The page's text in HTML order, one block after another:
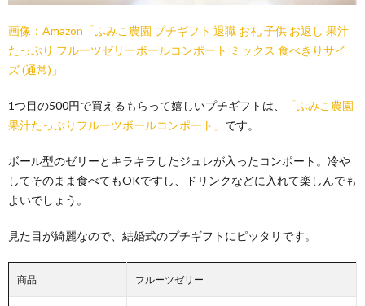
画像：Amazon「ふみこ農園 プチギフト 退職 お礼 子供 お返し 果汁
たっぷり フルーツゼリーボールコンポート ミックス 食べきりサイ
ズ (通常)」
1つ目の500円で買えるもらって嬉しいプチギフトは、
「ふみこ農園
果汁たっぷりフルーツボールコンポート」 です。
ボール型のゼリーとキラキラしたジュレが入ったコンポート。冷や
してそのまま食べてもOKですし、ドリンクなどに入れて楽しんでも
よいでしょう。
見た目が綺麗なので、結婚式のプチギフトにピッタリです。
商品 フルーツゼリー